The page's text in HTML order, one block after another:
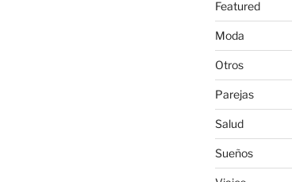
Featured
Moda
Otros
Parejas
Salud
Sueños